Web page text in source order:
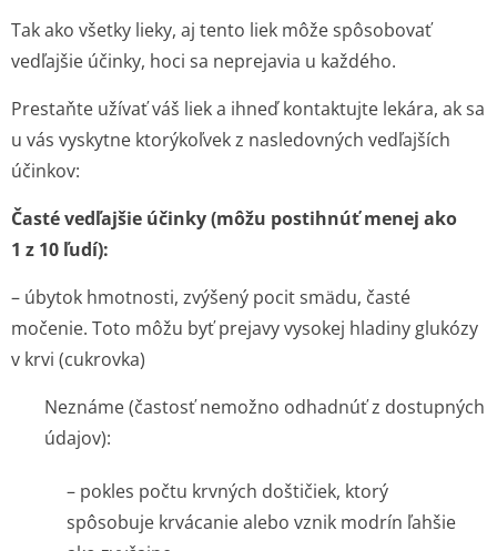
Tak ako všetky lieky, aj tento liek môže spôsobovať
vedľajšie účinky, hoci sa neprejavia u každého.
Prestaňte užívať váš liek a ihneď kontaktujte lekára, ak sa
u vás vyskytne ktorýkoľvek z nasledovných vedľajších
účinkov:
Časté vedľajšie účinky (môžu postihnúť menej ako
1 z 10 ľudí):
– úbytok hmotnosti, zvýšený pocit smädu, časté
močenie. Toto môžu byť prejavy vysokej hladiny glukózy
v krvi (cukrovka)
Neznáme (častosť nemožno odhadnúť z dostupných
údajov):
– pokles počtu krvných doštičiek, ktorý
spôsobuje krvácanie alebo vznik modrín ľahšie